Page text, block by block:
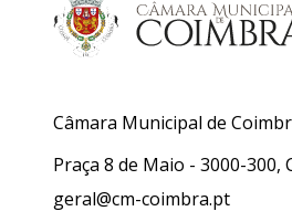
Câmara Municipal de
Praça 8 de Maio - 3000-300,
geral@cm-coimbra.pt